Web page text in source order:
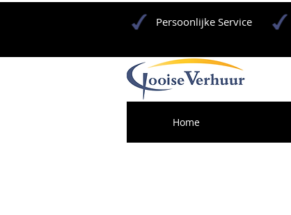
Home
Persoonlijke Service